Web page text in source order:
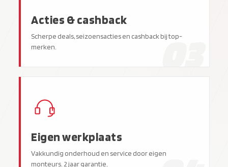
Acties & cashback
Scherpe deals, seizoensacties en cashback bij top-
merken.
03
Eigen werkplaats
Vakkundig onderhoud en service door eigen
monteurs. 2 jaar garantie.